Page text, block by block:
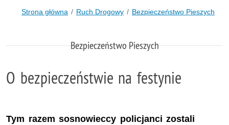
Strona główna Ruch Drogowy Bezpieczeństwo Pieszych
Bezpieczeństwo Pieszych
O bezpieczeństwie na festynie
Tym razem sosnowieccy policjanci zostali